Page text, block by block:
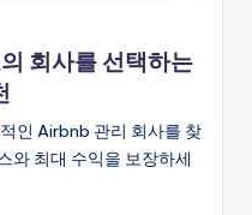
회사를 선택하는
인 Airbnb 관리 회사를 찾
와 최대 수익을 보장하세